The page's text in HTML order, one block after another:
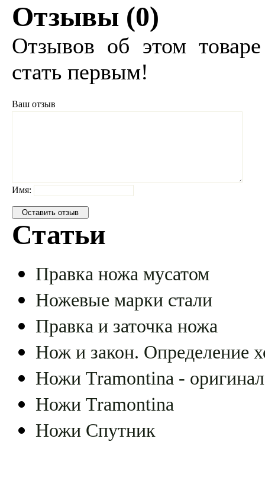
Отзывы (0)
Отзывов об этом
стать первым!
Ваш отзыв
Имя:
Статьи
Правка ножа мусатом
Ножевые марки стали
Правка и заточка ножа
Нож и закон. Определение
Ножи Tramontina -
Ножи Tramontina
Ножи Спутник